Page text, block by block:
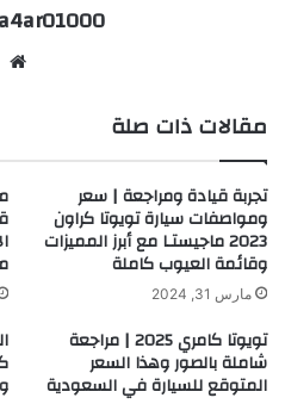
مقالات ذات صلة
تجربة قيادة ومراجعة | سعر
ومواصفات سيارة تويوتا كراون
2023 ماجيستـا مع أبرز المميزات
وقائمة العيوب كاملة
مارس 31, 2024
تويوتا كامري 2025 | مراجعة
شاملة بالصور وهذا السعر
المتوقع للسيارة في السعودية